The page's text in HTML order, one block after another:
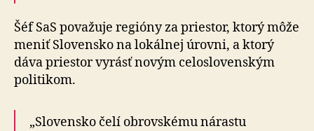
Šéf SaS považuje regióny za priestor, ktorý môže
meniť Slo­ven­sko na lo­kál­nej úrovni, a ktorý
dáva priestor vyrásť novým celo­slo­ven­ským
politikom.
„Slovensko čelí obrovskému nárastu